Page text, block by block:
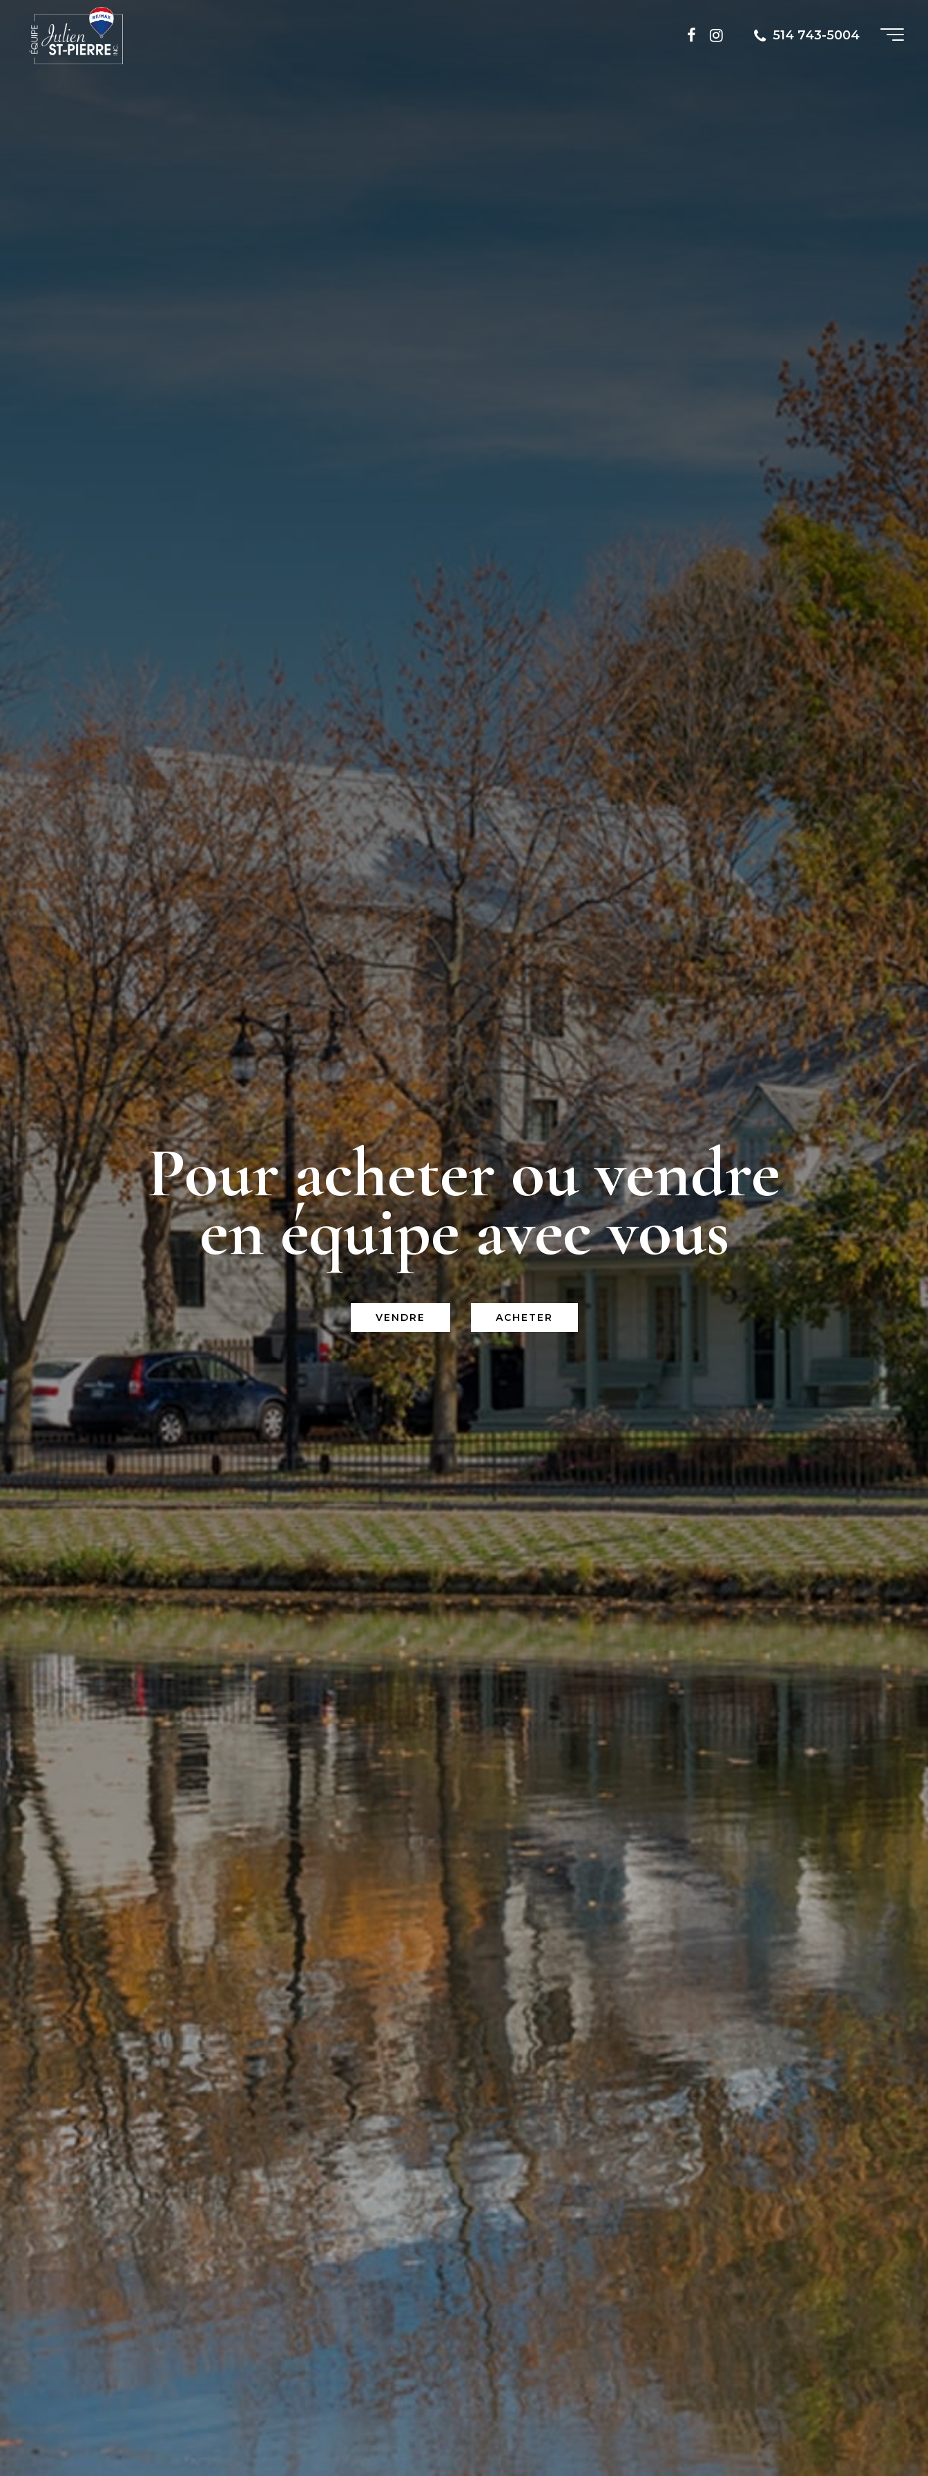
514 743-5004
Pour acheter ou vendre
en équipe avec vous
VENDRE ACHETER